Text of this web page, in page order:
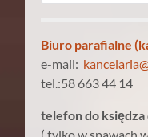
Biuro parafialne
e-mail:
tel.:58 663 44 14
telefon do